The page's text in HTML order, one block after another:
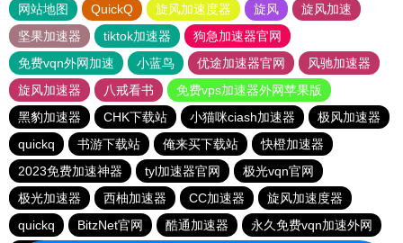
网站地图 QuickQ 旋风加速度器 旋风
旋风加速
坚果加速器
tiktok加速器
狗急加速器官网
免费vqn外网加速
小蓝鸟 优途加速器官网
风驰加速器
旋风加速器
八戒看书
免费vps加速器外网苹果版
黑豹加速器
CHK下载站 小猫咪ciash加速器
极风加速器
quickq
书游下载站 俺来买下载站
快橙加速器
2023免费加速神器
tyl加速器官网
极光vqn官网
极光加速器
西柚加速器 CC加速器
旋风加速度器
quickq
BitzNet官网 酷通加速器 永久免费vqn加速外网